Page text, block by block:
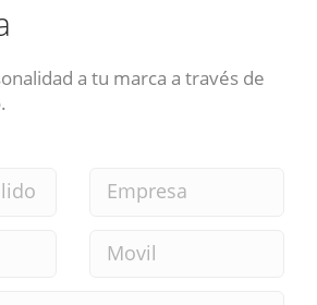
a tu marca a través de